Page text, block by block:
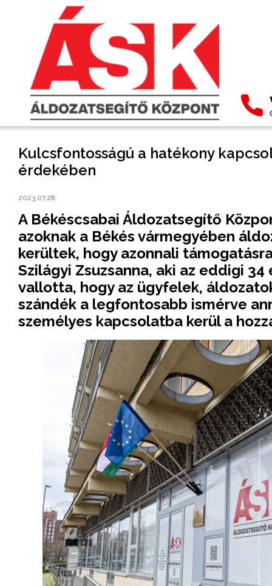
Kulcsfontosságú a hatékony
érdekében
2023.07.28.
A Békéscsabai Áldozatsegítő
azoknak a Békés vármegyében
kerültek, hogy azonnali
Szilágyi Zsuzsanna, aki az eddigi
vallotta, hogy az ügyfelek,
szándék a legfontosabb ismérve
személyes kapcsolatba kerül a